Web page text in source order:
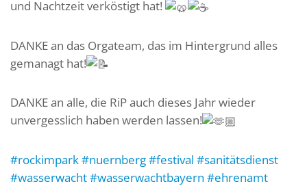
und Nachtzeit verköstigt hat!
DANKE an das Orgateam, das im Hintergrund alles
gemanagt hat!
DANKE an alle, die RiP auch dieses Jahr wieder
unvergesslich haben werden lassen!
#rockimpark#nuernberg#festival #sanitätsdienst
#wasserwacht#wasserwachtbayern #ehrenamt